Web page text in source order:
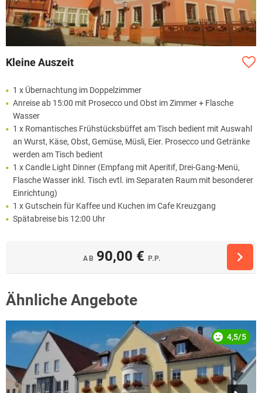
Kleine Auszeit
1 x Übernachtung im Doppelzimmer
Anreise ab 15:00 mit Prosecco und Obst im Zimmer + Flasche
Wasser
1 x Romantisches Frühstücksbüffet am Tisch bedient mit Auswahl
an Wurst, Käse, Obst, Gemüse, Müsli, Eier. Prosecco und Getränke
werden am Tisch bedient
1 x Candle Light Dinner (Empfang mit Aperitif, Drei-Gang-Menü,
Flasche Wasser inkl. Tisch evtl. im Separaten Raum mit besonderer
Einrichtung)
1 x Gutschein für Kaffee und Kuchen im Cafe Kreuzgang
Spätabreise bis 12:00 Uhr
AB 90,00 € P.P.
Ähnliche Angebote
4,5/5